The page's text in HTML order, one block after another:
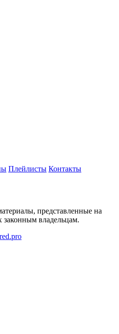
Плейлисты Контакты
представленные на
законным владельцам.